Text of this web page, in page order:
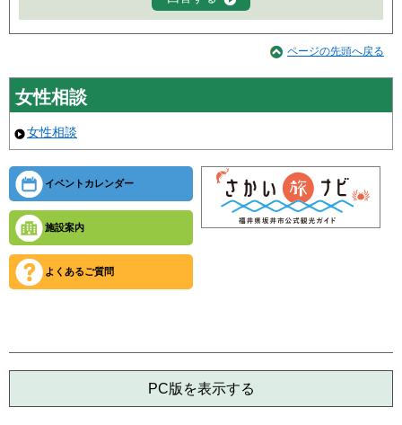
ページの先頭へ戻る
女性相談
女性相談
イベントカレンダー
施設案内
よくあるご質問
PC版を表示する